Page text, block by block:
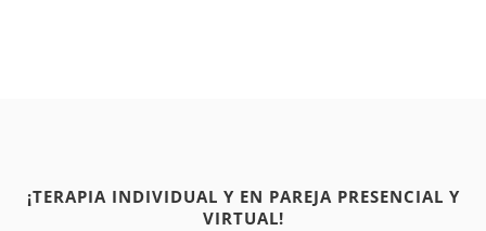
¡TERAPIA INDIVIDUAL Y EN PAREJA PRESENCIAL Y
VIRTUAL!